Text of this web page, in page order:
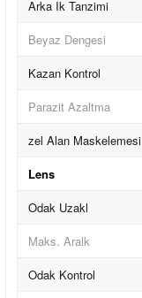
Arka Ik Tanzimi
Beyaz Dengesi
Kazan Kontrol
Parazit Azaltma
zel Alan Maskelemesi
Lens
Odak Uzakl
Maks. Aralk
Odak Kontrol